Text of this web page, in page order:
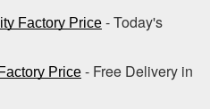
Factory Price - Today's
Price - Free Delivery in